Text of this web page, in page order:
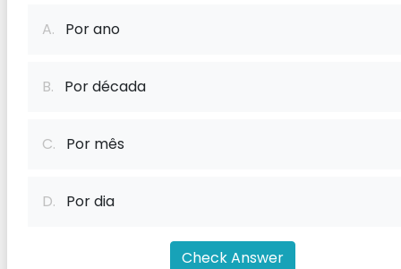
A. Por ano
B. Por década
C. Por mês
D. Por dia
Check Answer